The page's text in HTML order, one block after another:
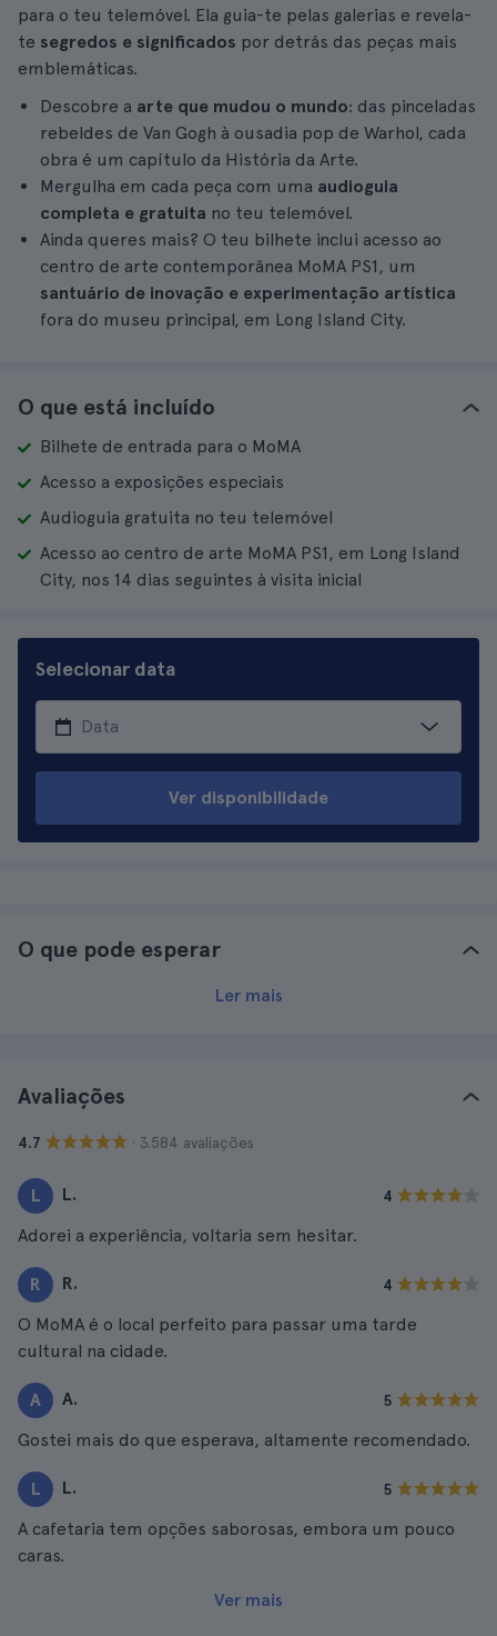
para o teu telemóvel. Ela guia-te pelas galerias e revela-
te segredos e significados por detrás das peças mais
emblemáticas.
Descobre a arte que mudou o mundo: das pinceladas
rebeldes de Van Gogh à ousadia pop de Warhol, cada
obra é um capítulo da História da Arte.
Mergulha em cada peça com uma audioguia
completa e gratuita no teu telemóvel.
Ainda queres mais? O teu bilhete inclui acesso ao
centro de arte contemporânea MoMA PS1, um
santuário de inovação e experimentação artística
fora do museu principal, em Long Island City.
O que está incluído
Bilhete de entrada para o MoMA
Acesso a exposições especiais
Audioguia gratuita no teu telemóvel
Acesso ao centro de arte MoMA PS1, em Long Island
City, nos 14 dias seguintes à visita inicial
Selecionar data
Ver disponibilidade
O que pode esperar
Ler mais
Avaliações
4.7 · 3.584 avaliações
L L. 4
Adorei a experiência, voltaria sem hesitar.
R R. 4
O MoMA é o local perfeito para passar uma tarde
cultural na cidade.
A A. 5
Gostei mais do que esperava, altamente recomendado.
L L. 5
A cafetaria tem opções saborosas, embora um pouco
caras.
Ver mais